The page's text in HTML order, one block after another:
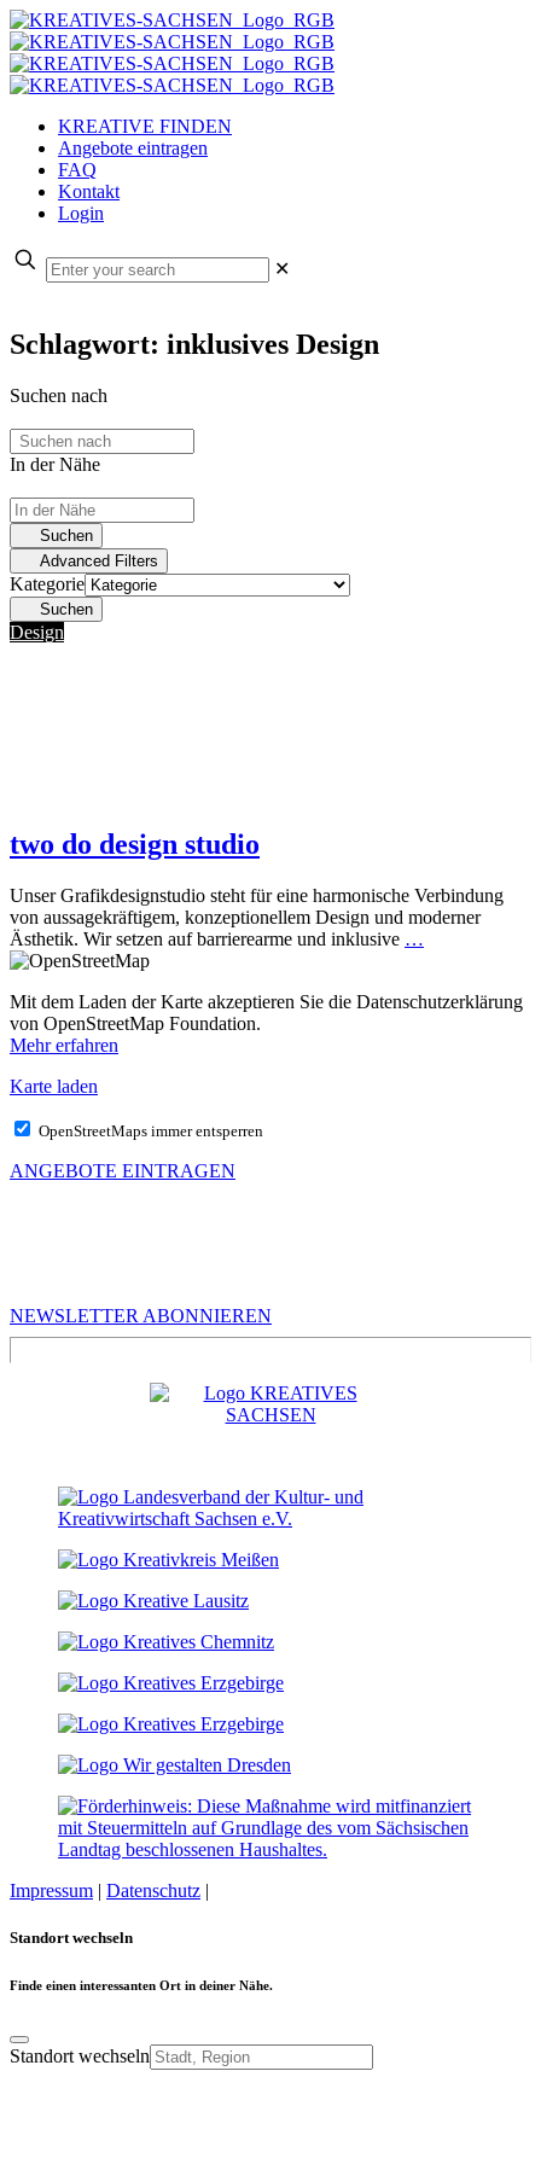
KREATIVE FINDEN
Angebote eintragen
FAQ
Kontakt
Login
✕
Schlagwort: inklusives Design
Suchen nach
In der Nähe
Suchen
Advanced Filters
Kategorie
Suchen
Design
two do design studio
Unser Grafikdesignstudio steht für eine harmonische Verbindung
von aussagekräftigem, konzeptionellem Design und moderner
Ästhetik. Wir setzen auf barrierearme und inklusive …
Mit dem Laden der Karte akzeptieren Sie die Datenschutzerklärung
von OpenStreetMap Foundation.
Mehr erfahren
Karte laden
OpenStreetMaps immer entsperren
ANGEBOTE EINTRAGEN
NEWSLETTER ABONNIEREN
Impressum | Datenschutz |
Standort wechseln
Finde einen interessanten Ort in deiner Nähe.
Standort wechseln